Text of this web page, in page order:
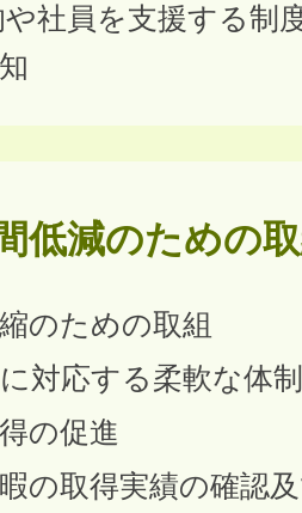
社員を支援する制
低減のための
のための取組
対応する柔軟な体
の促進
の取得実績の確認